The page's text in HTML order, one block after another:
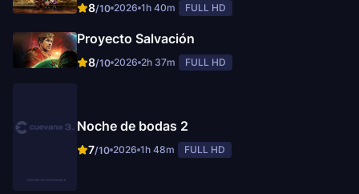
8/10 2026 1h 40m FULL HD
Proyecto Salvación
8/10 2026 2h 37m FULL HD
Noche de bodas 2
7/10 2026 1h 48m FULL HD